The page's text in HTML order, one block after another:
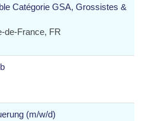
Catégorie GSA, Grossistes &
de-France, FR
(m/w/d)